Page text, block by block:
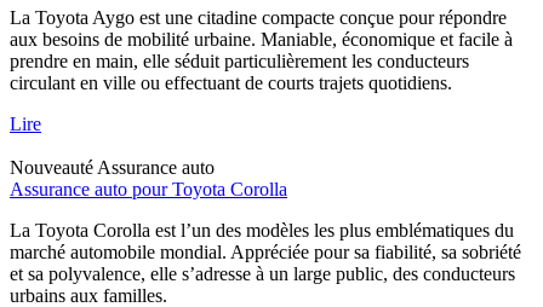
La Toyota Aygo est une citadine compacte conçue pour répondre
aux besoins de mobilité urbaine. Maniable, économique et facile à
prendre en main, elle séduit particulièrement les conducteurs
circulant en ville ou effectuant de courts trajets quotidiens.
Lire
Nouveauté Assurance auto
Assurance auto pour Toyota Corolla
La Toyota Corolla est l’un des modèles les plus emblématiques du
marché automobile mondial. Appréciée pour sa fiabilité, sa sobriété
et sa polyvalence, elle s’adresse à un large public, des conducteurs
urbains aux familles.